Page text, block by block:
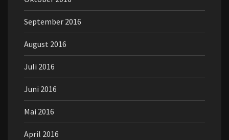
September 2016
August 2016
Juli 2016
Juni 2016
Mai 2016
April 2016